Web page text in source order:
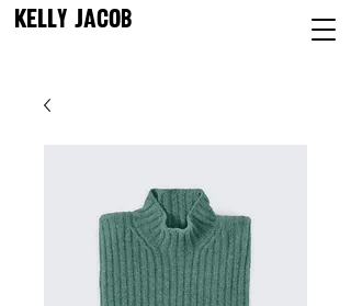
KELLY JACOB